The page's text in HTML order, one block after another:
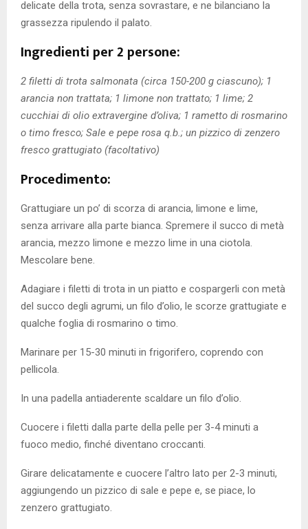
delicate della trota, senza sovrastare, e ne bilanciano la
grassezza ripulendo il palato.
Ingredienti per 2 persone:
2 filetti di trota salmonata (circa 150-200 g ciascuno); 1
arancia non trattata; 1 limone non trattato; 1 lime; 2
cucchiai di olio extravergine d’oliva; 1 rametto di rosmarino
o timo fresco; Sale e pepe rosa q.b.; un pizzico di zenzero
fresco grattugiato (facoltativo)
Procedimento:
Grattugiare un po’ di scorza di arancia, limone e lime,
senza arrivare alla parte bianca. Spremere il succo di metà
arancia, mezzo limone e mezzo lime in una ciotola.
Mescolare bene.
Adagiare i filetti di trota in un piatto e cospargerli con metà
del succo degli agrumi, un filo d’olio, le scorze grattugiate e
qualche foglia di rosmarino o timo.
Marinare per 15-30 minuti in frigorifero, coprendo con
pellicola.
In una padella antiaderente scaldare un filo d’olio.
Cuocere i filetti dalla parte della pelle per 3-4 minuti a
fuoco medio, finché diventano croccanti.
Girare delicatamente e cuocere l’altro lato per 2-3 minuti,
aggiungendo un pizzico di sale e pepe e, se piace, lo
zenzero grattugiato.